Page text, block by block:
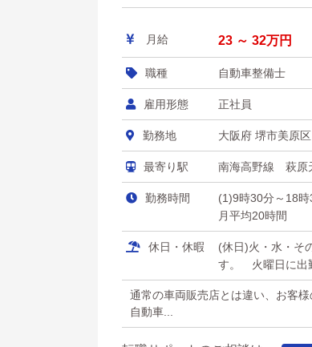
月給 23 ～ 32万円
職種 自動車整備士
雇用形態 正社員
勤務地 大阪府 堺市美原区
最寄り駅 南海高野線 萩原
勤務時間
(1)9時30分～18
月平均20時間
休日・休暇
(休日)火・水・そ
す。 火曜日に出
通常の車両販売店とは違い、お客
自動車...